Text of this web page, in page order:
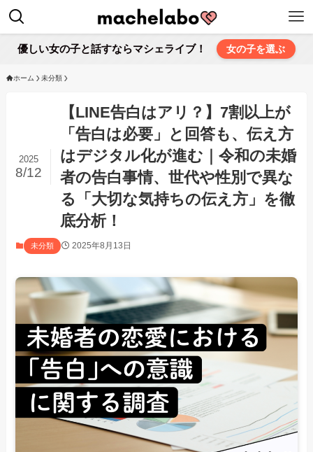
優しい女の子と話すならマシェライブ！ 女の子を選ぶ
ホーム 未分類
【LINE告白はアリ？】7割以上が
「告白は必要」と回答も、伝え方
はデジタル化が進む｜令和の未婚
者の告白事情、世代や性別で異な
る「大切な気持ちの伝え方」を徹
底分析！
2025
8/12
未分類 2025年8月13日